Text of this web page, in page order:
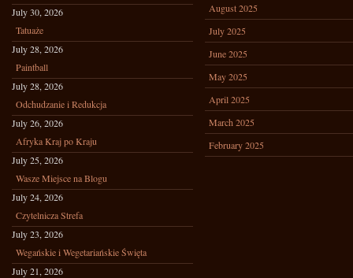
July 30, 2026
Tatuaże
July 28, 2026
Paintball
July 28, 2026
Odchudzanie i Redukcja
July 26, 2026
Afryka Kraj po Kraju
July 25, 2026
Wasze Miejsce na Blogu
July 24, 2026
Czytelnicza Strefa
July 23, 2026
Wegańskie i Wegetariańskie Święta
July 21, 2026
August 2025
July 2025
June 2025
May 2025
April 2025
March 2025
February 2025